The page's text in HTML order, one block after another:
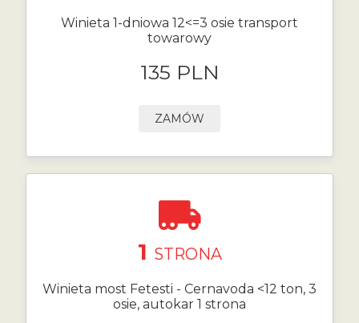
Winieta 1-dniowa 12<=3 osie transport
towarowy
135 PLN
ZAMÓW
1 STRONA
Winieta most Fetesti - Cernavoda <12 ton, 3
osie, autokar 1 strona